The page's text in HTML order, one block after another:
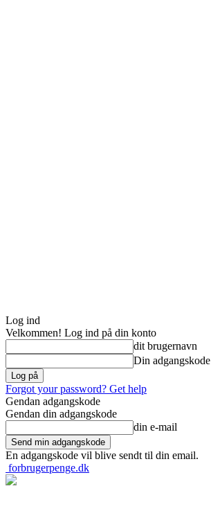
Log ind
Velkommen! Log ind på din konto
dit brugernavn
Din adgangskode
Forgot your password? Get help
Gendan adgangskode
Gendan din adgangskode
din e-mail
En adgangskode vil blive sendt til din email.
forbrugerpenge.dk